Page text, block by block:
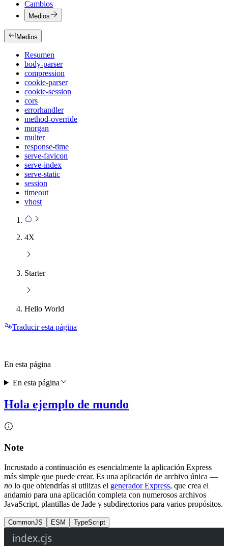
Cambios
Medios
Medios
Resumen
body-parser
compression
cookie-parser
cookie-session
cors
errorhandler
method-override
morgan
multer
response-time
serve-favicon
serve-index
serve-static
session
timeout
vhost
4X
Starter
Hello World
Traducir esta página
Hola ejemplo de mundo
Note
Incrustado a continuación es esencialmente la aplicación Express
más simple que puede crear. Es una aplicación de archivo única —
no lo que obtendrías si utilizas el generador Express, que crea el
andamio para una aplicación completa con numerosos archivos
JavaScript, plantillas de Jade y subdirectorios para varios propósitos.
CommonJS ESM TypeScript
index.cjs
En esta página
En esta página